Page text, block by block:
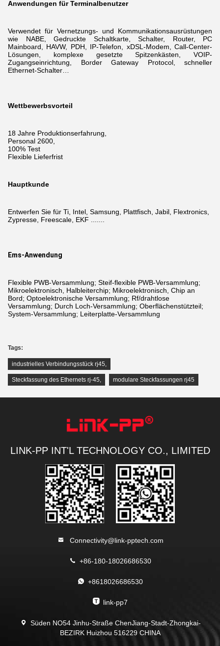
Anwendungen für Terminalbenutzer
Verwendet für Vernetzungs- und Kommunikationsausrüstungen
wie NABE, Gedruckte Schaltkarte, Schalter, Router, PC
Mainboard, HAVW, PDH, IP-Telefon, xDSL-Modem,
Call-Center-
Lösungen, komplexe gesetzte Spitzenkästen, VOIP-
Zugangseinrichtung, Border Gateway Protocol, schneller
Ethernet-Schalter…
Wettbewerbsvorteil
18 Jahre Produktionserfahrung,
Personal 2600,
100% Test
Flexible Lieferfrist
Hauptkunde
Entwerfen Sie für Ti, Intel, Samsung, Plattfisch, Jabil, Flextronics,
Zypresse, Freescale, EKF .......
Ems-Anwendung
Flexible PWB-Versammlung; Steif-flexible PWB-Versammlung;
Mikroelektronisch, Halbleiterchip; Mikroelektronisch, Chip an
Bord; Optoelektronische Versammlung; Rf/drahtlose
Versammlung; Durch Loch-Versammlung; Oberflächenstützteil;
System-Versammlung; Leiterplatte-Versammlung
Tags:
industrielles Verbindungsstück rj45,
Steckfassung des Ethernets rj-45, modulare Steckfassungen rj45
LINK-PP INT'L TECHNOLOGY CO., LIMITED
Connectivity@link-pptech.com
+86-180-18026686530
+8618026686530
link-pp7
Süden NO54 Jinhu-Straße ChenJiang-Stadt-Zhongkai-
BEZIRK Huizhou 516229 CHINA